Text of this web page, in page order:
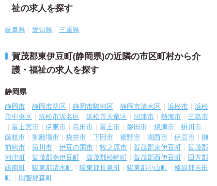
祉の求人を探す
岐阜県 愛知県 三重県
賀茂郡東伊豆町(静岡県)の近隣の市区町村から介
護・福祉の求人を探す
静岡県
静岡市 静岡市葵区 静岡市駿河区 静岡市清水区 浜松市
浜松
市中央区
浜松市浜名区 浜松市天竜区 沼津市 熱海市
三島市
富士宮市
伊東市 島田市 富士市 磐田市 焼津市
掛川市
藤枝市
御殿場市 袋井市 下田市 裾野市 湖西市 伊豆市
御
前崎市
菊川市 伊豆の国市 牧之原市 賀茂郡東伊豆町
賀茂郡
河津町
賀茂郡南伊豆町 賀茂郡松崎町 賀茂郡西伊豆町
田方郡
函南町
駿東郡清水町 駿東郡長泉町 駿東郡小山町
榛原郡吉田
町
周智郡森町